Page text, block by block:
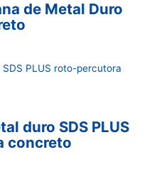
de Metal Duro
duro SDS PLUS
concreto